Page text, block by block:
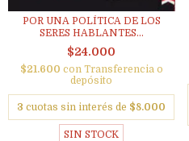
POR UNA POLÍTICA DE LOS
SERES HABLANTES...
$24.000
$21.600 con Transferencia o
depósito
3 cuotas sin interés de $8.000
SIN STOCK